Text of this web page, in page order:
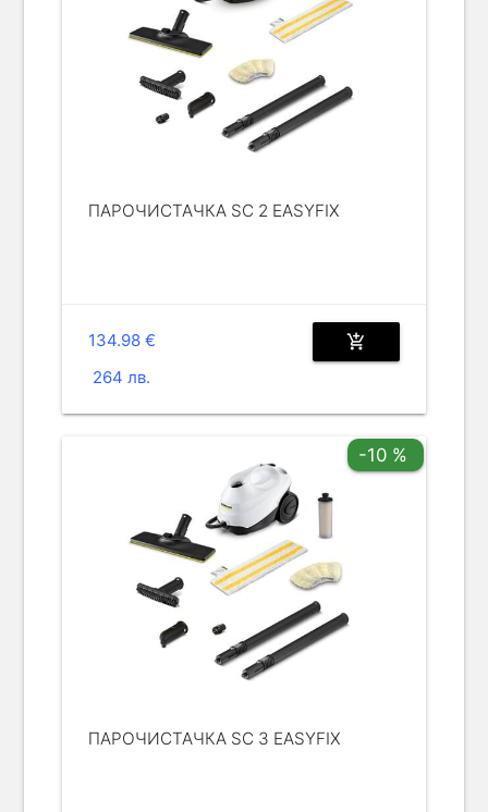
ПАРОЧИСТАЧКА SC 2 EASYFIX
134.98 €
264 лв.
add_shopping_cart
-10 %
ПАРОЧИСТАЧКА SC 3 EASYFIX